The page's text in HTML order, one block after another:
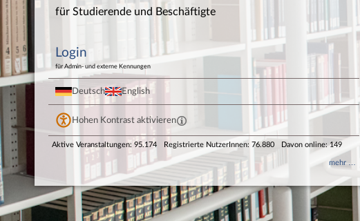
für Studierende und Beschäftigte
Login
für Admin- und externe Kennungen
Deutsch English
Hohen Kontrast aktivieren
Aktive Veranstaltungen: 95.174 Registrierte NutzerInnen: 76.880 Davon online: 149
mehr …